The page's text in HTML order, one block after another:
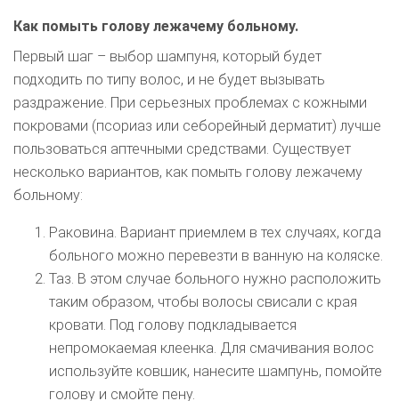
Как помыть голову лежачему больному.
Первый шаг – выбор шампуня, который будет
подходить по типу волос, и не будет вызывать
раздражение. При серьезных проблемах с кожными
покровами (псориаз или себорейный дерматит) лучше
пользоваться аптечными средствами. Существует
несколько вариантов, как помыть голову лежачему
больному:
Раковина. Вариант приемлем в тех случаях, когда
больного можно перевезти в ванную на коляске.
Таз. В этом случае больного нужно расположить
таким образом, чтобы волосы свисали с края
кровати. Под голову подкладывается
непромокаемая клеенка. Для смачивания волос
используйте ковшик, нанесите шампунь, помойте
голову и смойте пену.